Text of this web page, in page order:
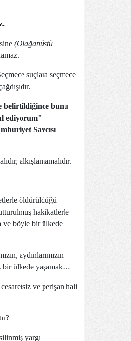
(Olağanüstü
suçlara seçmece
belirtildiğince bunu
ediyorum"
Savcısı
alkışlamamalıdır.
öldürüldüğü
hakikatlerle
ve böyle bir ülkede
aydınlarımızın
bir ülkede yaşamak…
ve perişan hali
yargı